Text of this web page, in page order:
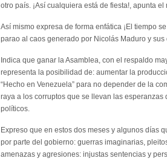
otro país. ¡Así cualquiera está de fiesta!, apunta
Así mismo expresa de forma enfática ¡El tiempo
parao al caos generado por Nicolás Maduro y
Indica que ganar la Asamblea, con el respaldo
representa la posibilidad de: aumentar la
“Hecho en Venezuela” para no depender de la
raya a los corruptos que se llevan las
políticos.
Expreso que en estos dos meses y algunos días
por parte del gobierno: guerras imaginarias,
amenazas y agresiones: injustas sentencias y